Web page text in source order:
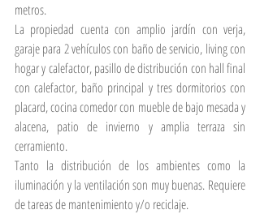
metros.
La propiedad cuenta con amplio jardín con verja,
garaje para 2 vehículos con baño de servicio, living con
hogar y calefactor, pasillo de distribución con hall final
con calefactor, baño principal y tres dormitorios con
placard, cocina comedor con mueble de bajo mesada y
alacena, patio de invierno y amplia terraza sin
cerramiento.
Tanto la distribución de los ambientes como la
iluminación y la ventilación son muy buenas. Requiere
de tareas de mantenimiento y/o reciclaje.